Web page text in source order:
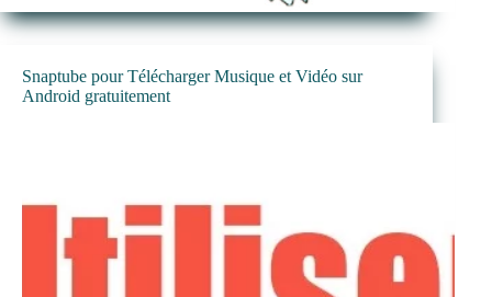
Snaptube pour Télécharger Musique et Vidéo sur
Android gratuitement